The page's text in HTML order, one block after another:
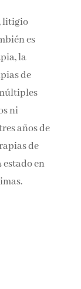
litigio
es
la
de
ni
años
estado